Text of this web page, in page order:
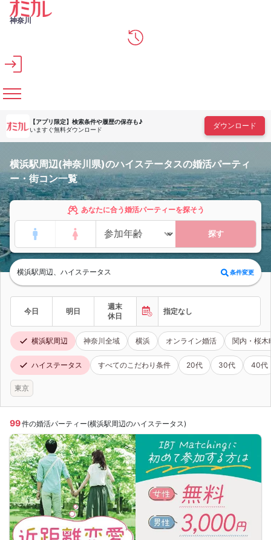
メインコンテンツへスキップ
神奈川
【アプリ限定】 検索条件や履歴の保存も♪
いますぐ無料ダウンロード
ダウンロード
横浜駅周辺(神奈川県)のハイステータスの婚活パーティ
ー・街コン一覧
あなたに合う婚活パーティーを探そう
探す
横浜駅周辺、ハイステータス 条件変更
今日 明日
週末
休日
指定なし
横浜駅周辺 神奈川全域 横浜 オンライン婚活 関内・桜木
ハイステータス すべてのこだわり条件 20代 30代 40代
東京
99件の婚活パーティー(横浜駅周辺のハイステータス)